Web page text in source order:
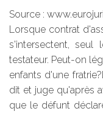
Source :
Lorsque contrat
s'intersectent,
testateur. Peut-on
enfants d'une
dit et juge qu'après
que le défunt